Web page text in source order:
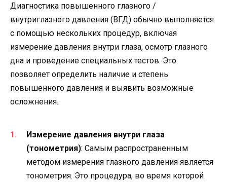
Диагностика повышенного глазного /
внутриглазного давления (ВГД) обычно выполняется
с помощью нескольких процедур, включая
измерение давления внутри глаза, осмотр глазного
дна и проведение специальных тестов. Это
позволяет определить наличие и степень
повышенного давления и выявить возможные
осложнения.
Измерение давления внутри глаза
(тонометрия): Самым распространенным
методом измерения глазного давления является
тонометрия. Это процедура, во время которой